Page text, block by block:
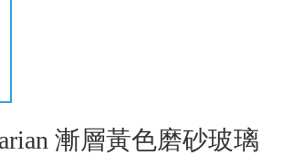
漸層黃色磨砂玻璃